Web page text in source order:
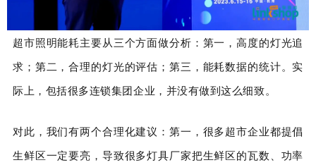
超市照明能耗主要从三个方面做分析：第一，高度的灯光追
求；第二，合理的灯光的评估；第三，能耗数据的统计。实
际上，包括很多连锁集团企业，并没有做到这么细致。
对此，我们有两个合理化建议：第一，很多超市企业都提倡
生鲜区一定要亮，导致很多灯具厂家把生鲜区的瓦数、功率